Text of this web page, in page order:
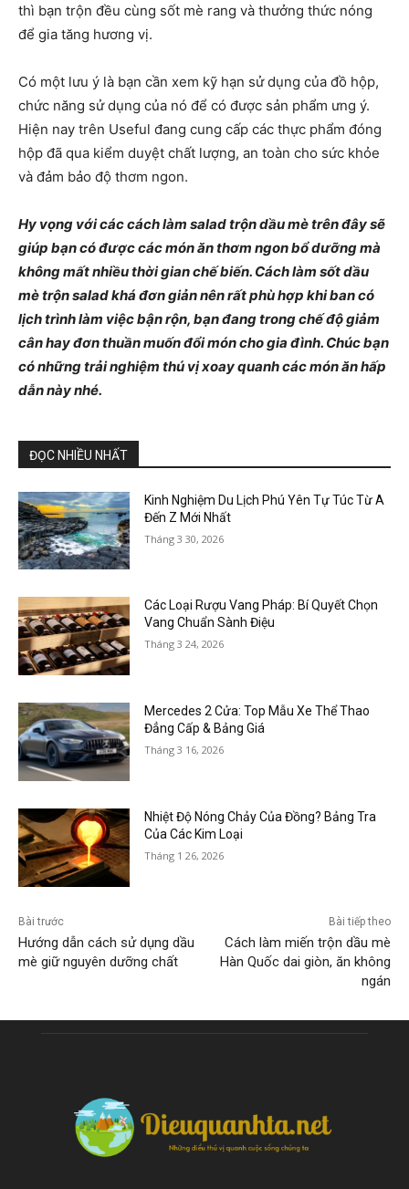
thì bạn trộn đều cùng sốt mè rang và thưởng thức nóng
để gia tăng hương vị.
Có một lưu ý là bạn cần xem kỹ hạn sử dụng của đồ hộp,
chức năng sử dụng của nó để có được sản phẩm ưng ý.
Hiện nay trên Useful đang cung cấp các thực phẩm đóng
hộp đã qua kiểm duyệt chất lượng, an toàn cho sức khỏe
và đảm bảo độ thơm ngon.
Hy vọng với các cách làm salad trộn dầu mè trên đây sẽ
giúp bạn có được các món ăn thơm ngon bổ dưỡng mà
không mất nhiều thời gian chế biến. Cách làm sốt dầu
mè trộn salad khá đơn giản nên rất phù hợp khi ban có
lịch trình làm việc bận rộn, bạn đang trong chế độ giảm
cân hay đơn thuần muốn đổi món cho gia đình. Chúc bạn
có những trải nghiệm thú vị xoay quanh các món ăn hấp
dẫn này nhé.
ĐỌC NHIỀU NHẤT
Kinh Nghiệm Du Lịch Phú Yên Tự Túc Từ A
Đến Z Mới Nhất
Tháng 3 30, 2026
Các Loại Rượu Vang Pháp: Bí Quyết Chọn
Vang Chuẩn Sành Điệu
Tháng 3 24, 2026
Mercedes 2 Cửa: Top Mẫu Xe Thể Thao
Đẳng Cấp & Bảng Giá
Tháng 3 16, 2026
Nhiệt Độ Nóng Chảy Của Đồng? Bảng Tra
Của Các Kim Loại
Tháng 1 26, 2026
Bài trước
Hướng dẫn cách sử dụng dầu
mè giữ nguyên dưỡng chất
Bài tiếp theo
Cách làm miến trộn dầu mè
Hàn Quốc dai giòn, ăn không
ngán